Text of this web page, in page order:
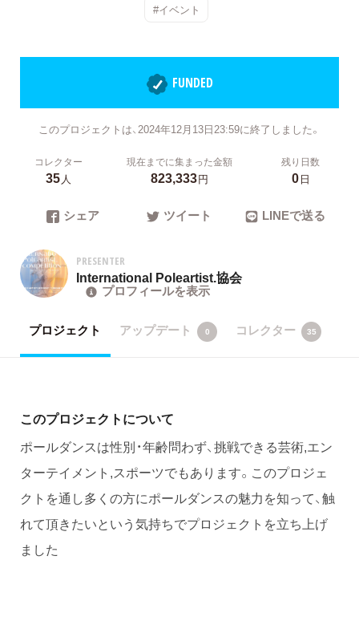
#イベント
FUNDED
このプロジェクトは、2024年12月13日23:59に終了しました。
コレクター
35人
現在までに集まった金額
823,333円
残り日数
0日
シェア ツイート LINEで送る
PRESENTER
International Poleartist.協会
プロフィールを表示
プロジェクト アップデート 0 コレクター 35
このプロジェクトについて
ポールダンスは性別・年齢問わず、挑戦できる芸術,エン
ターテイメント,スポーツでもあります。このプロジェ
クトを通し多くの方にポールダンスの魅力を知って、触
れて頂きたいという気持ちでプロジェクトを立ち上げ
ました